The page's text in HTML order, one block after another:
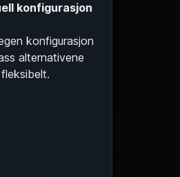
konfigurasjon
konfigurasjon
alternativene
fleksibelt.